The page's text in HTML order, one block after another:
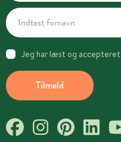
Tilmeld
Jeg har læst og accepteret